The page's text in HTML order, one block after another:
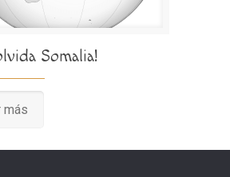
Somalia!
más